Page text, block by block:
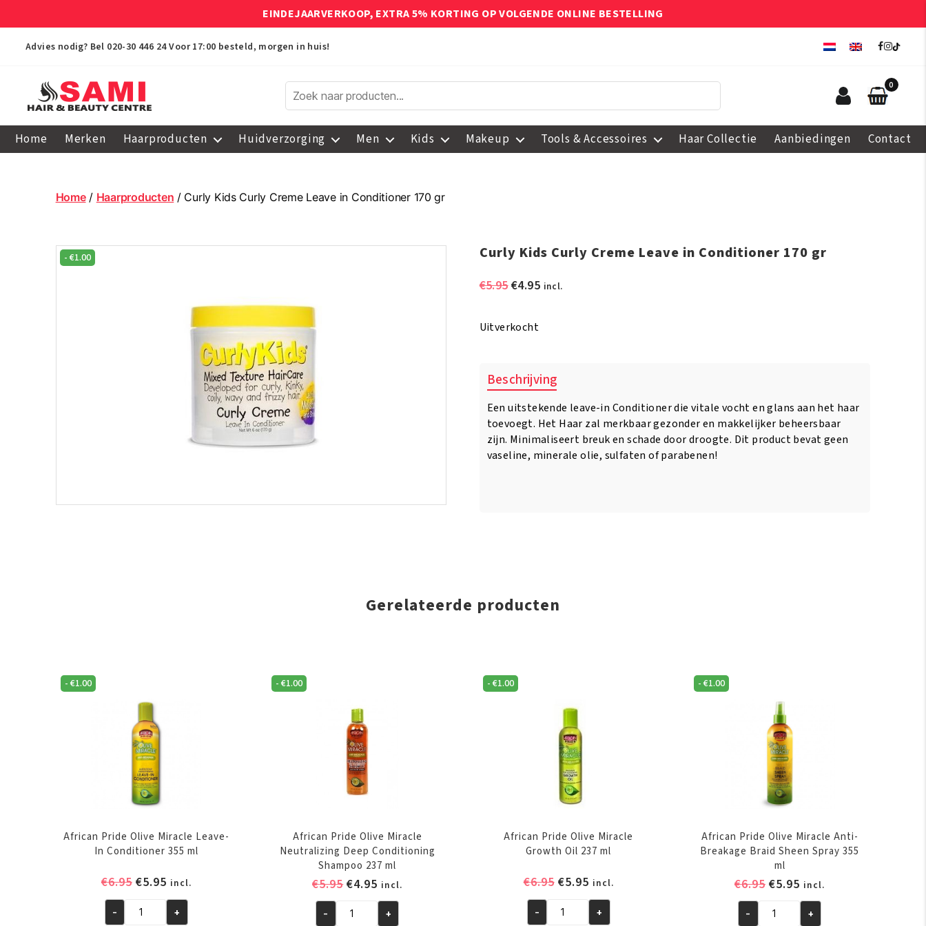
EINDEJAARVERKOOP, EXTRA 5% KORTING OP VOLGENDE ONLINE BESTELLING
Advies nodig? Bel 020-30 446 24 Voor 17:00 besteld, morgen in huis!
Hair
Centre
0
Home Merken Haarproducten Huidverzorging Men Kids Makeup Tools & Accessoires Haar Collectie Aanbiedingen Contact
Home/ Haarproducten / Curly Kids Curly Creme Leave in Conditioner 170 gr
- €1.00 Curly Kids Curly Creme Leave in Conditioner 170 gr
€5.95Oorspronkelijke
€5.95.
€4.95Huidige
incl.
Uitverkocht
Beschrijving
Een uitstekende leave-in Conditioner die vitale vocht en glans aan het haar
toevoegt. Het Haar zal merkbaar gezonder en makkelijker beheersbaar
zijn. Minimaliseert breuk en schade door droogte. Dit product bevat geen
vaseline, minerale olie, sulfaten of parabenen!
Gerelateerde producten
- €1.00
African Pride Olive Miracle Leave-
In Conditioner 355 ml
€6.95 Oorspronkelijke
was:
€5.95Huidige
prijs
is:
incl.
African
- +
-€1.00
African Pride Olive Miracle
Neutralizing Deep Conditioning
Shampoo 237 ml
€5.95Oorspronkelijke
was:
€4.95 Huidige
prijs
is:
incl.
African
- +
- €1.00
African Pride Olive Miracle
Growth Oil 237 ml
€6.95 Oorspronkelijke
was:
€5.95Huidige
prijs
is:
incl.
African
- +
-€1.00
African Pride Olive Miracle Anti-
Breakage Braid Sheen Spray 355
ml
€6.95 Oorspronkelijke
was:
€5.95 Huidige
prijs
is:
incl.
African
- +